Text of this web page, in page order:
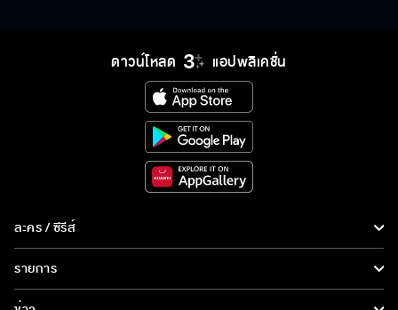
ดาวน์โหลด แอปพลิเคชั่น
ละคร / ซีรีส์
ละคร/ซีรีส์
ซีรีส์นานาชาติ
รายการ
รายการทั้งหมด